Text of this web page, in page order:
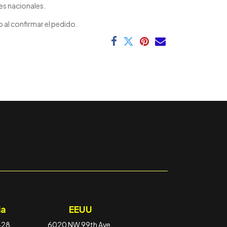
nacionales.
confirmar el pedido.
EEUU
6020 NW 99th Ave